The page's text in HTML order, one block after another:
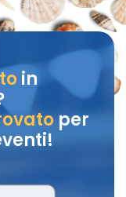
in
per